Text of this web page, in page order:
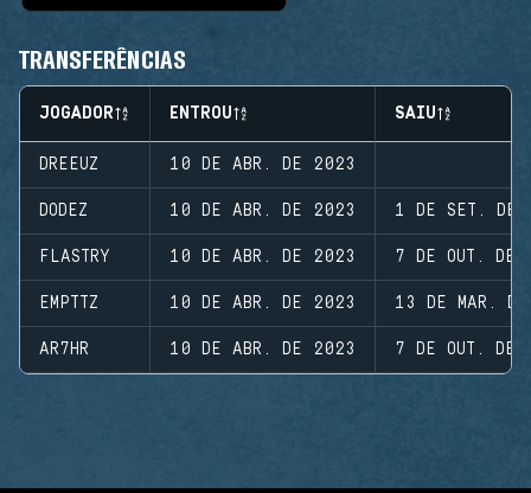
TRANSFERÊNCIAS
JOGADOR ENTROU SAIU
DREEUZ 10 DE ABR. DE 2023
DODEZ 10 DE ABR. DE 2023 1 DE SET. DE
FLASTRY 10 DE ABR. DE 2023 7 DE OUT. DE
EMPTTZ 10 DE ABR. DE 2023 13 DE MAR.
AR7HR 10 DE ABR. DE 2023 7 DE OUT. DE